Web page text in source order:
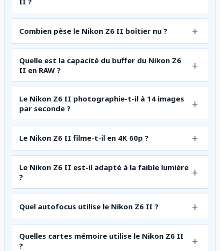
Combien pèse le Nikon Z6 II boîtier nu ?
Quelle est la capacité du buffer du Nikon Z6
II en RAW ?
Le Nikon Z6 II photographie-t-il à 14 images
par seconde ?
Le Nikon Z6 II filme-t-il en 4K 60p ?
Le Nikon Z6 II est-il adapté à la faible lumière
?
Quel autofocus utilise le Nikon Z6 II ?
Quelles cartes mémoire utilise le Nikon Z6 II
?